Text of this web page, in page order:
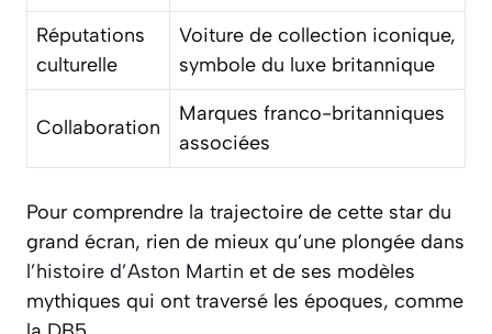
Réputations
culturelle
Voiture de collection iconique,
symbole du luxe britannique
Collaboration
Marques franco-britanniques
associées
Pour comprendre la trajectoire de cette star du
grand écran, rien de mieux qu’une plongée dans
l’histoire d’Aston Martin et de ses modèles
mythiques qui ont traversé les époques, comme